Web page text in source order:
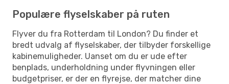
Populære flyselskaber på ruten
Flyver du fra Rotterdam til London? Du finder et
bredt udvalg af flyselskaber, der tilbyder forskellige
kabinemuligheder. Uanset om du er ude efter
benplads, underholdning under flyvningen eller
budgetpriser, er der en flyrejse, der matcher dine